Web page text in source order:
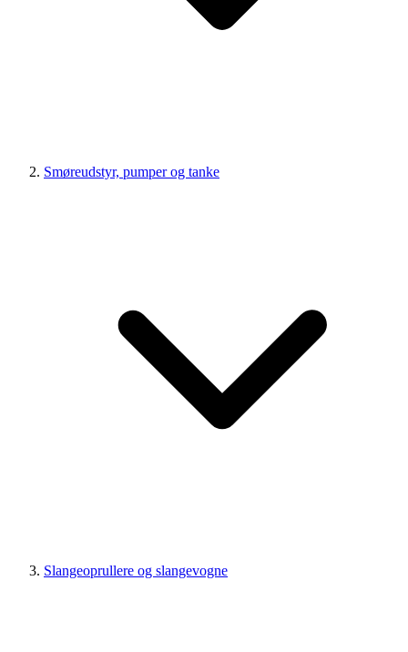
Smøreudstyr, pumper og tanke
Slangeoprullere og slangevogne